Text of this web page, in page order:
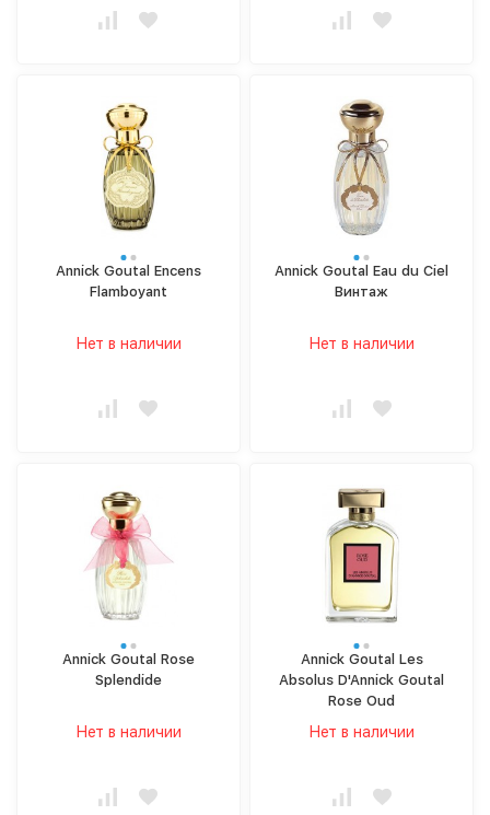
Annick Goutal Encens
Flamboyant
Нет в наличии
Annick Goutal Eau du Ciel
Винтаж
Нет в наличии
Annick Goutal Rose
Splendide
Нет в наличии
Annick Goutal Les
Absolus D'Annick Goutal
Rose Oud
Нет в наличии